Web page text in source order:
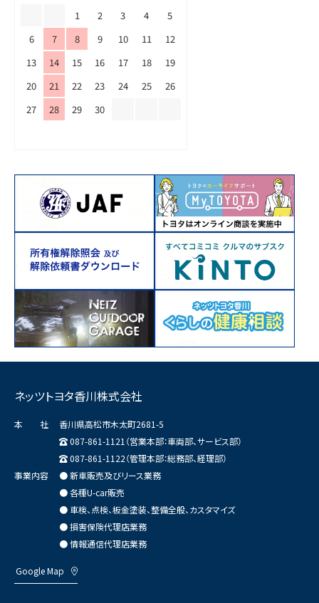
1
2 3 4
5
6
7 8 9 10 11
12
13
14 15 16 17 18
19
20
21 22 23 24 25
26
27
28 29 30
ネッツトヨタ香川株式会社
本 社
香川県高松市木太町2681-5
087-861-1121（営業本部：車両部、サービス部）
087-861-1122（管理本部：総務部、経理部）
事業内容
● 新車販売及びリース業務
● 各種U-car販売
● 車検、点検、板金塗装、整備全般、カスタマイズ
● 損害保険代理店業務
● 情報通信代理店業務
Google Map